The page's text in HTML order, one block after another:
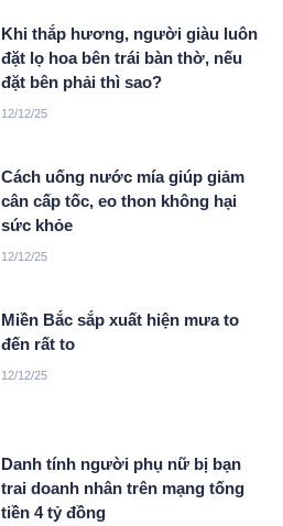
Khi thắp hương, người giàu luôn
đặt lọ hoa bên trái bàn thờ, nếu
đặt bên phải thì sao?
12/12/25
Cách uống nước mía giúp giảm
cân cấp tốc, eo thon không hại
sức khỏe
12/12/25
Miền Bắc sắp xuất hiện mưa to
đến rất to
12/12/25
Danh tính người phụ nữ bị bạn
trai doanh nhân trên mạng tống
tiền 4 tỷ đồng